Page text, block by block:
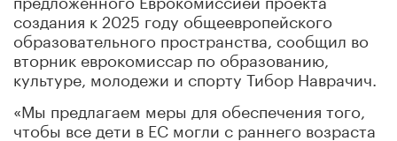
создания к 2025 году общеевропейского
образовательного пространства, сообщил во
вторник еврокомиссар по образованию,
культуре, молодежи и спорту Тибор Наврачич.
«Мы предлагаем меры для обеспечения того,
чтобы все дети в ЕС могли с раннего возраста